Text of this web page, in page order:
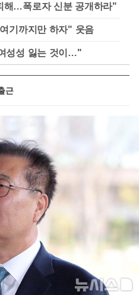
해…폭로자 신분 공개하라"
기까지만 하자" 웃음
성성 잃는 것이…"
근